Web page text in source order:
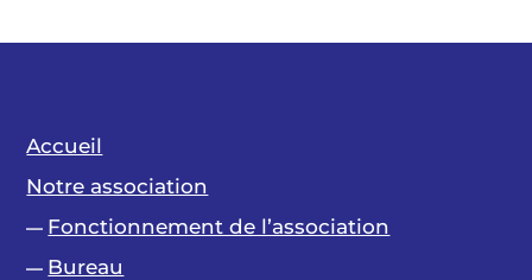
Accueil
Notre association
— Fonctionnement de l’association
— Bureau